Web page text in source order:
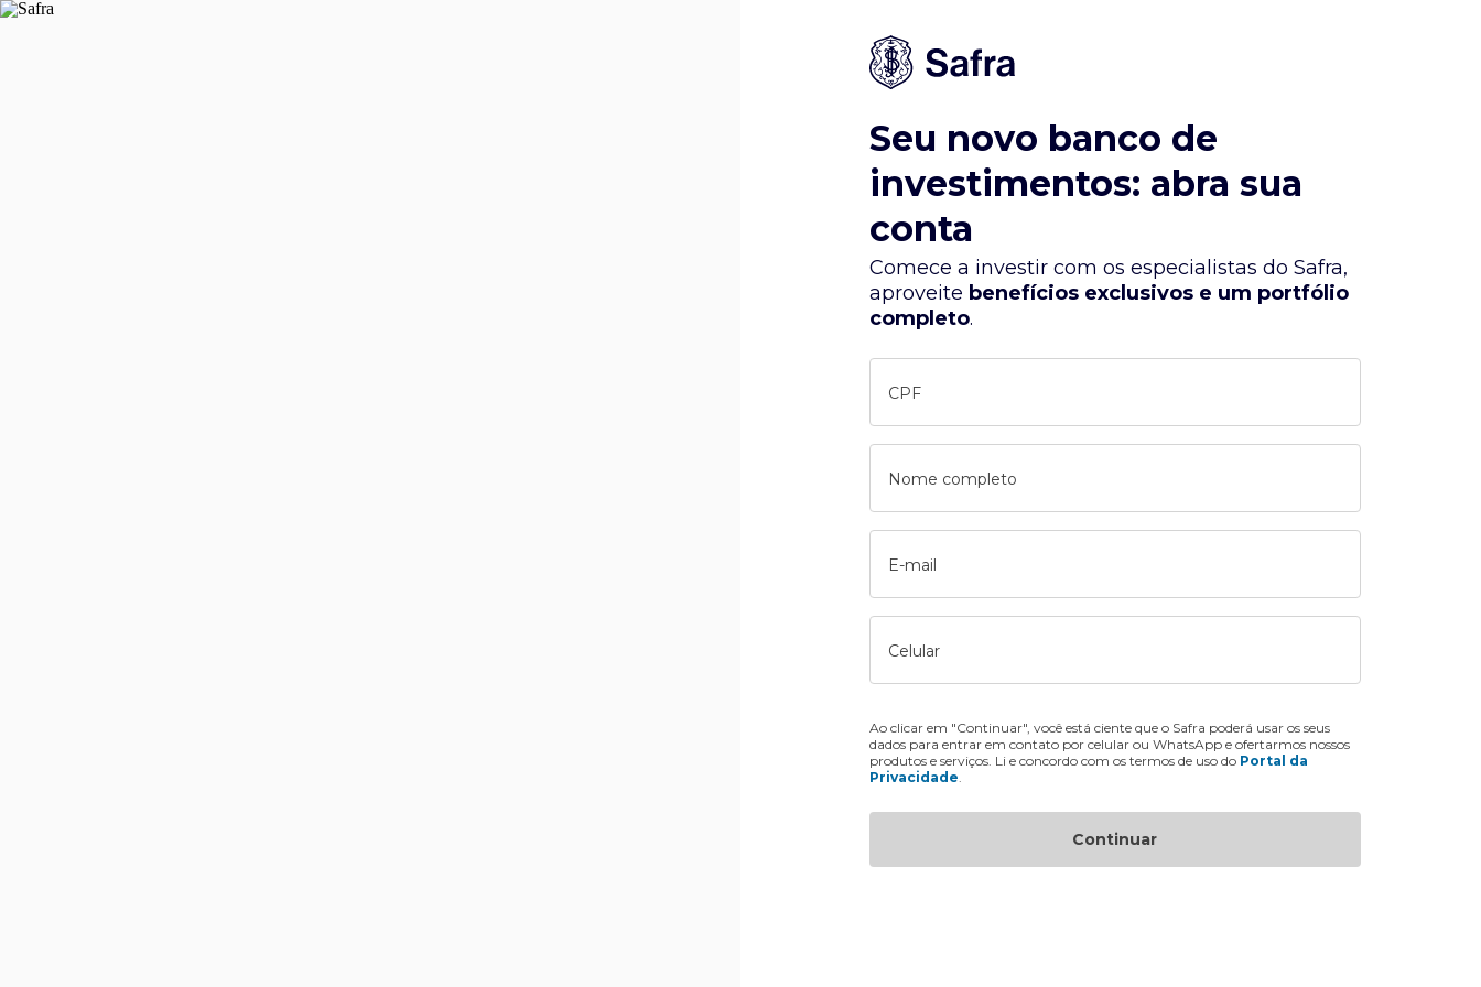
Seu novo banco de
investimentos: abra sua
conta
Comece a investir com os especialistas do Safra,
aproveite benefícios exclusivos e um portfólio
completo.
CPF
Nome completo
E-mail
Celular
Ao clicar em "Continuar", você está ciente que o Safra poderá usar os seus
dados para entrar em contato por celular ou WhatsApp e ofertarmos nossos
produtos e serviços. Li e concordo com os termos de uso do Portal da
Privacidade
Continuar